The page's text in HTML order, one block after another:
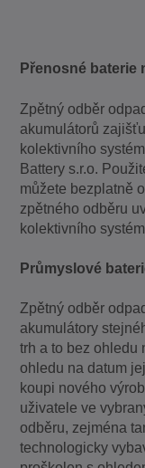
Přenosné baterie
Zpětný odběr
akumulátorů
kolektivního
Battery s.r.o.
můžete bezplatně
zpětného odběru
kolektivního
Průmyslové
Zpětný odběr
akumulátory
trh a to bez ohledu
ohledu na datum
koupi nového
uživatele ve
odběru, zejména
technologicky